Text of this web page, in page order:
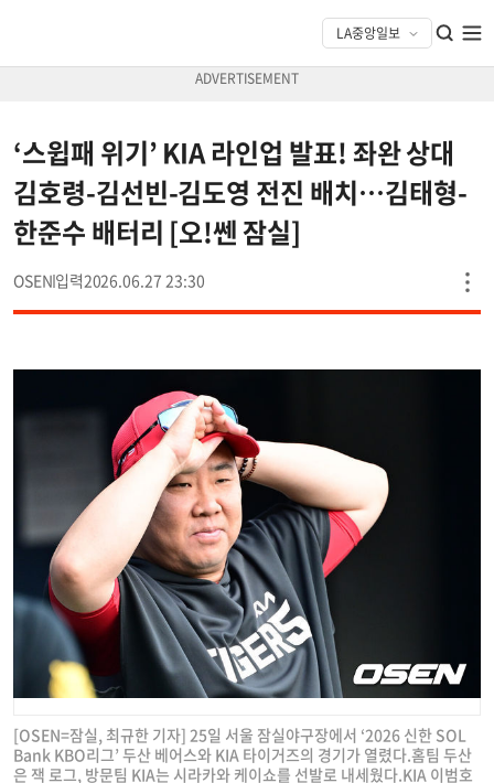
‘스윕패 위기’ KIA 라인업 발표! 좌완 상대
김호령-김선빈-김도영 전진 배치…김태형-
한준수 배터리 [오!쎈 잠실]
OSEN 2026.06.27 23:30
[OSEN=잠실, 최규한 기자] 25일 서울 잠실야구장에서 ‘2026 신한 SOL
Bank KBO리그’ 두산 베어스와 KIA 타이거즈의 경기가 열렸다.홈팀 두산
은 잭 로그, 방문팀 KIA는 시라카와 케이쇼를 선발로 내세웠다.KIA 이범호